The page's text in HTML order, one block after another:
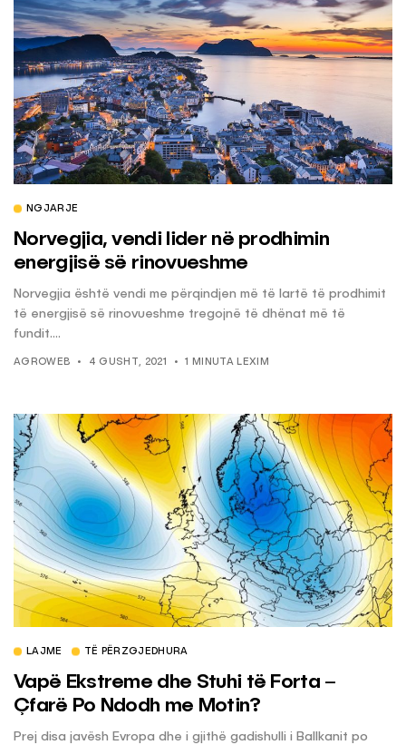
NGJARJE
Norvegjia, vendi lider në prodhimin
energjisë së rinovueshme
Norvegjia është vendi me përqindjen më të lartë të prodhimit
të energjisë së rinovueshme tregojnë të dhënat më të
fundit....
AGROWEB 4 GUSHT, 2021 1 MINUTA LEXIM
LAJME TË PËRZGJEDHURA
Vapë Ekstreme dhe Stuhi të Forta –
Çfarë Po Ndodh me Motin?
Prej disa javësh Evropa dhe i gjithë gadishulli i Ballkanit po